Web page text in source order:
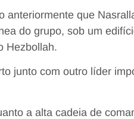
anteriormente que
do grupo, sob um
Hezbollah.
junto com outro líder
a alta cadeia de